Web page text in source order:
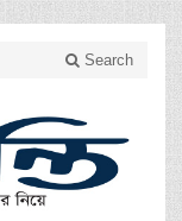
Search